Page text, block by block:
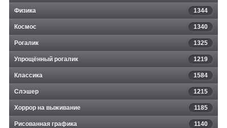
Физика 1344
Космос 1340
Рогалик 1325
Упрощённый рогалик 1219
Классика 1584
Слэшер 1215
Хоррор на выживание 1185
Рисованная графика 1140